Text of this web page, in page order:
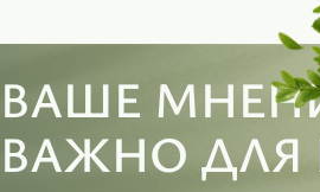
ВАШЕ
ВАЖНО ДЛЯ